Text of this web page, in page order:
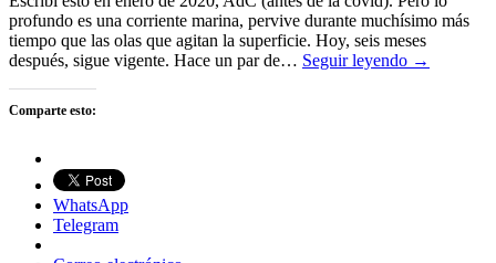
profundo es una corriente marina, pervive durante muchísimo más
tiempo que las olas que agitan la superficie. Hoy, seis meses
después, sigue vigente. Hace un par de… Seguir leyendo →
Comparte esto:
WhatsApp
Telegram